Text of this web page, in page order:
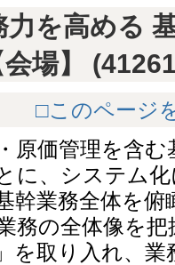
力を高める
場】
□このページ
原価管理を含
に、システム
幹業務全体を
務の全体像を
を取り入れ、